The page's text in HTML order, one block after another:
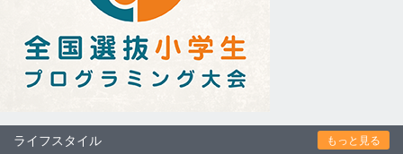
ライフスタイル もっと見る